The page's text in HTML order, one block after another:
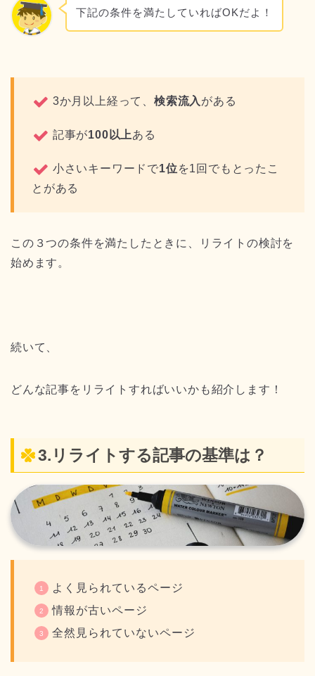
下記の条件を満たしていればOKだよ！
3か月以上経って、検索流入 がある
記事が100以上ある
小さいキーワードで1位を1回でもとったこ
とがある
この３つの条件を満たしたときに、リライトの検討を
始めます。
続いて、
どんな記事をリライトすればいいかも紹介します！
3.リライトする記事の基準は？
よく見られているページ
情報が古いページ
全然見られていないページ